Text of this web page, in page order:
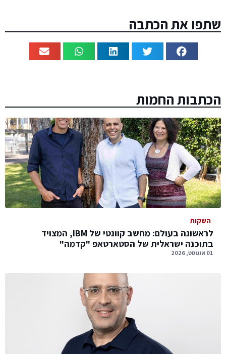
שתפו את הכתבה
הכתבות החמות
השקות
לראשונה בעולם: מחשב קוונטי של IBM, המצויד
בתוכנה ישראלית של הסטארטאפ "קדמה"
01 אוגוסט, 2026